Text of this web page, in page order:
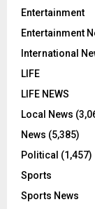
Entertainment
Entertainment
International
LIFE
LIFE NEWS
Local News
News (5,385)
Political (1,457)
Sports
Sports News